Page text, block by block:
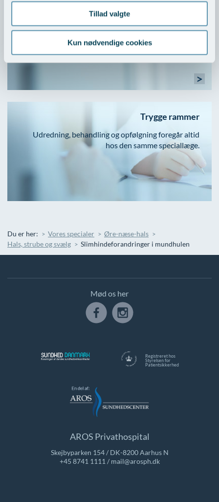
Tillad valgte
Kun nødvendige cookies
Øre- Næse- Hals - priser
>
Trygge rammer
Udredning, behandling og opfølgning foregår altid
hos den samme speciallæge.
Du er her: Vores specialer
Øre-næse-hals
Hals, strube og svælg
Slimhindeforandringer i mundhulen
Registreret hos
Styrelsen for
Patientsikkerhed
Mød os her
AROS Privathospital
Skejbyparken 154 / DK-8200 Aarhus N
+45 8741 1111 / mail@arosph.dk